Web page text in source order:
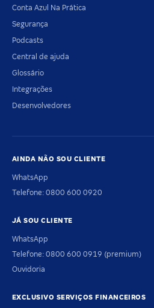
Conta Azul Na Prática
Segurança
Podcasts
Central de ajuda
Glossário
Integrações
Desenvolvedores
AINDA NÃO SOU CLIENTE
WhatsApp
Telefone: 0800 600 0920
JÁ SOU CLIENTE
WhatsApp
Telefone: 0800 600 0919 (premium)
Ouvidoria
EXCLUSIVO SERVIÇOS FINANCEIROS